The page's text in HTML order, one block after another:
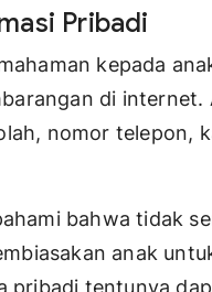
Pribadi
kepada
di internet.
nomor telepon,
bahwa tidak
anak